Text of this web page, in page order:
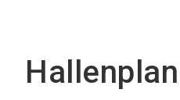
Hallenplan